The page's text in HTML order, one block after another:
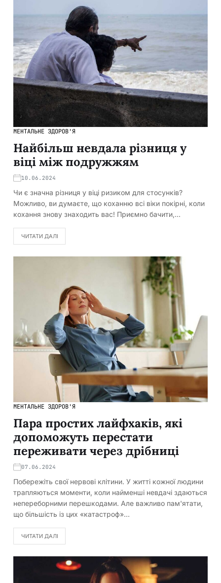
МЕНТАЛЬНЕ ЗДОРОВ'Я
Найбільш невдала різниця у
віці між подружжям
10.06.2024
Чи є значна різниця у віці ризиком для стосунків?
Можливо, ви думаєте, що коханню всі віки покірні, коли
кохання знову знаходить вас! Приємно бачити,…
ЧИТАТИ ДАЛІ
МЕНТАЛЬНЕ ЗДОРОВ'Я
Пара простих лайфхаків, які
допоможуть перестати
переживати через дрібниці
07.06.2024
Побережіть свої нервові клітини. У житті кожної людини
трапляються моменти, коли найменші невдачі здаються
непереборними перешкодами. Але важливо пам'ятати,
що більшість із цих «катастроф»…
ЧИТАТИ ДАЛІ